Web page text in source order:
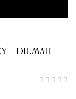
- DILMAH